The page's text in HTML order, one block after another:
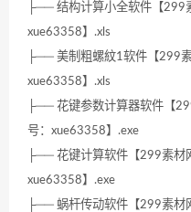
├── 结构计算小全软件【299
xue63358】.xls
├── 美制粗螺紋1软件【299
xue63358】.xls
├── 花键参数计算器软件【
号：xue63358】.exe
├── 花键计算软件【299素材
xue63358】.exe
├── 蜗杆传动软件【299素材